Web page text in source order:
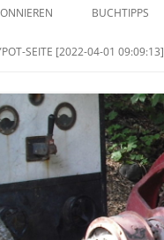
BUCHTIPPS
SEITE [2022-04-01 09:09:13]